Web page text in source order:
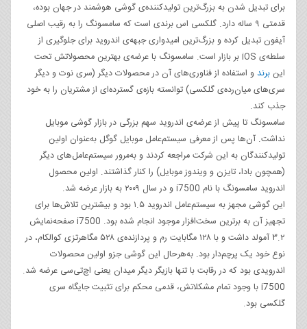
برای تبدیل شدن به بزرگ‌ترین تولیدکننده‌ی گوشی‌ هوشمند در جهان بوده‌،
قدمتی ۹ ساله دارد. گلکسی اس برندی است که سامسونگ را به رقیب اصلی
آیفون تبدیل کرده و بزرگ‌ترین امیدواری جبهه‌ی اندروید برای جلوگیری از
سلطه‌ی iOS بر بازار است. سامسونگ با عرضه‌ی بهترین محصولاتش تحت
این برند و استفاده از فناوری‌های آن در محصولات دیگر (سری نوت و دیگر
سری‌های میان‌رده‌ی گلکسی) توانسته بازه‌‌ی گسترده‌ای از مشتریان را به خود
جذب کند.
سامسونگ تا پیش از عرضه‌ی اندروید سهم بزرگی در بازار گوشی‌ موبایل
نداشت. آن‌ها پس از معرفی سیستم‌عامل موبایل گوگل به‌عنوان اولین
تولیدکنندگان به این شرکت مراجعه کردند و به‌مرور سیستم‌عامل‌های دیگر
(همچون بادا، تایزن و ویندوز موبایل) را کنار گذاشتند. اولین محصول
اندروید سامسونگ با نام i7500 و در سال ۲۰۰۹ به بازار عرضه شد.
این گوشی مجهز به سیستم‌عامل اندروید ۱.۵ بود و بیشترین تلاش‌ها برای
تجهیز آن به برترین سخت‌افزار موجود انجام شده بود. i7500 صفحه‌نمایش
۳.۲ آمولد داشت و با ۱۲۸ مگابایت رم و پردازنده‌ی ۵۲۸ مگاهرتزی کوالکام، در
نوع خود یک پرچم‌دار بود. به‌هرحال این گوشی جزو اولین محصولات
اندرویدی بود که در رقابت با تنها بازیگر دیگر میدان یعنی اچ‌تی‌سی عرضه شد.
i7500 با وجود تمام مشکلاتش، قدمی محکم برای تثبیت جایگاه سری
گلکسی بود.